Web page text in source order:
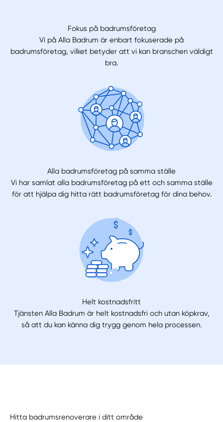
Fokus på badrumsföretag
Vi på Alla Badrum är enbart fokuserade på
badrumsföretag, vilket betyder att vi kan branschen väldigt
bra.
Alla badrumsföretag på samma ställe
Vi har samlat alla badrumsföretag på ett och samma ställe
för att hjälpa dig hitta rätt badrumsföretag för dina behov.
Helt kostnadsfritt
Tjänsten Alla Badrum är helt kostnadsfri och utan köpkrav,
så att du kan känna dig trygg genom hela processen.
Hitta badrumsrenoverare i ditt område